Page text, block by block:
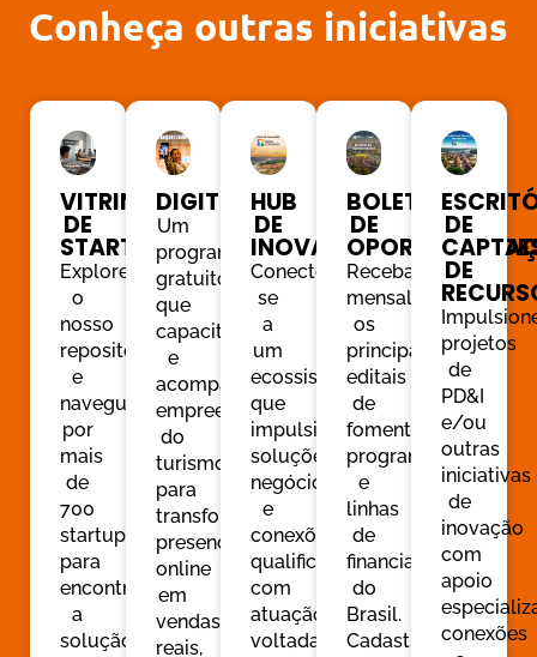
Conheça outras iniciativas
VITRINE
DE
STARTUPS
Explore
o
nosso
repositório
e
navegue
por
mais
de
700
startups
para
encontrar
a
solução
DIGITRADE
Um
programa
gratuito
que
capacita
e
acompanha
empreendedores
do
turismo
para
transformar
presença
online
em
vendas
reais,
HUB
DE
INOVAÇÃO
Conecte-
se
a
um
ecossistema
que
impulsiona
soluções,
negócios
e
conexões
qualificadas,
com
atuação
voltada
BOLETIM
DE
Receba
mensalmente
os
principais
editais
de
fomento,
programas
e
linhas
de
financiamento
do
Brasil.
Cadastre-
DE
DE
projetos
de
PD&I
e/ou
outras
iniciativas
de
inovação
com
apoio
conexões